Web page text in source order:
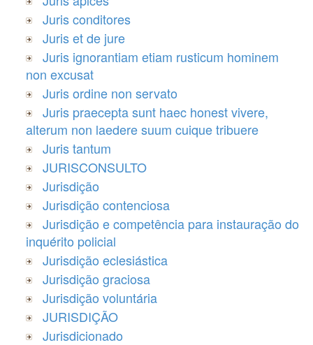
Juris conditores
Juris et de jure
Juris ignorantiam etiam rusticum hominem
non excusat
Juris ordine non servato
Juris praecepta sunt haec honest vivere,
alterum non laedere suum cuique tribuere
Juris tantum
JURISCONSULTO
Jurisdição
Jurisdição contenciosa
Jurisdição e competência para instauração do
inquérito policial
Jurisdição eclesiástica
Jurisdição graciosa
Jurisdição voluntária
JURISDIÇÃO
Jurisdicionado